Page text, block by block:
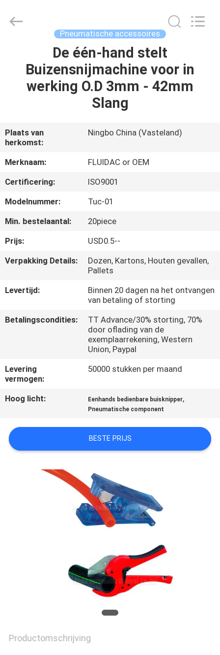
PRODUCTEN
ONGEVEER
ONS
FABRIEKSREIS
KWALITEITSCONTROLE
CONTACTEER
OM EEN
VR
SHOW
PRIVACY
POLICY
FLUID
AUTOMATIC
Pneumatische accessoires
De één-hand stelt
Buizensnijmachine voor in
werking O.D 3mm - 42mm
Slang
Plaats van
herkomst:
Ningbo China (Vasteland)
Merknaam:
FLUIDAC or OEM
Certificering:
ISO9001
Modelnummer:
Tuc-01
Min. bestelaantal:
20piece
Prijs:
USD0.5--
Verpakking Details:
Dozen, Kartons, Houten gevallen,
Pallets
Levertijd:
Binnen 20 dagen na het ontvangen
van betaling of storting
Betalingscondities:
TT Advance/30% storting, 70%
door oflading van de
exemplaarrekening, Western
Union, Paypal
Levering
vermogen:
50000 stukken per maand
Hoog licht: Eenhands bedienbare buisknipper,
Pneumatische component
BESTE PRIJS
Productomschrijving